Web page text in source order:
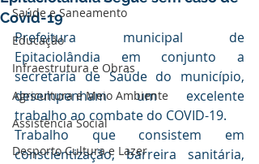
Saúde e Saneamento
Educação
Infraestrutura e Obras
Agricultura e Meio Ambiente
Assistência Social
Desporto Cultura e Lazer
Covid-19
Prefeitura municipal de
Epitaciolândia em conjunto a
secretaria de Saúde do município,
desempenham um excelente
trabalho ao combate do COVID-19.
Trabalho que consistem em
conscientização, barreira sanitária,